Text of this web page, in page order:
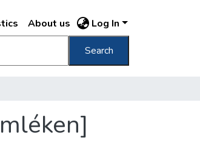
About us Log In
Search